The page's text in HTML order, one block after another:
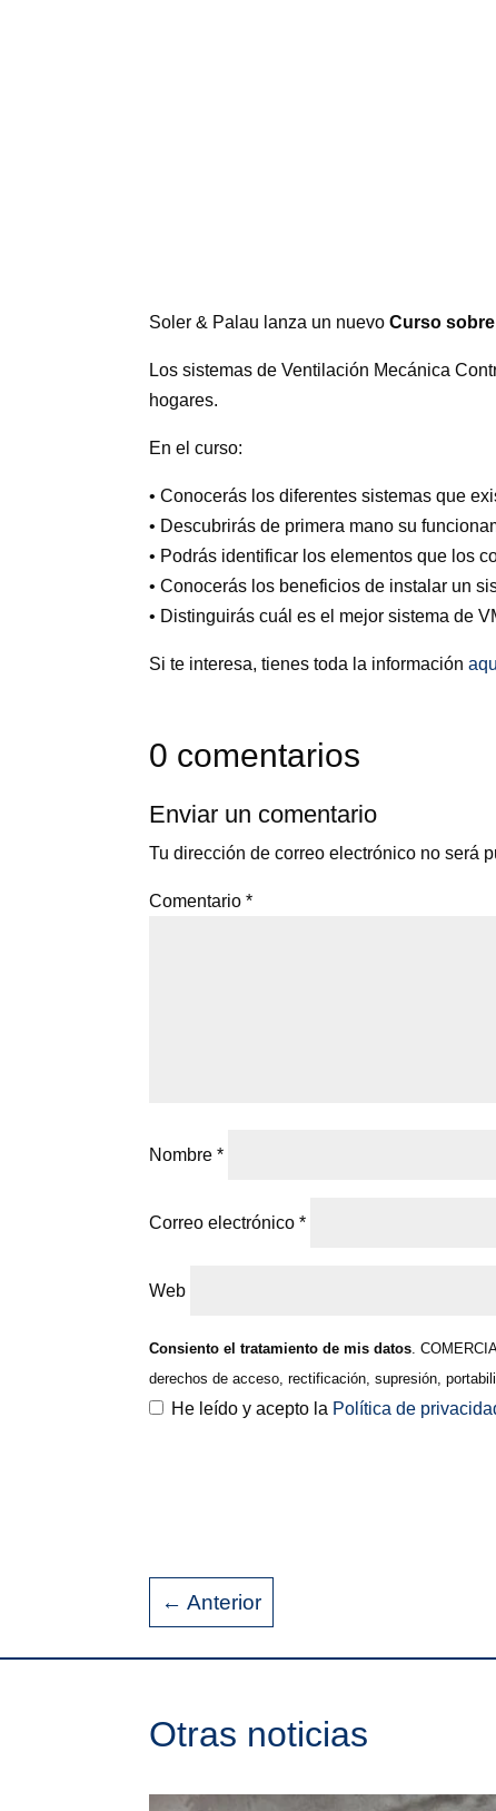
Soler & Palau lanza un nuevoCurso
Los sistemas de Ventilación Mecánica
hogares.
En el curso:
• Conocerás los diferentes sistemas que
• Descubrirás de primera mano su
• Podrás identificar los elementos que los
• Conocerás los beneficios de instalar un
• Distinguirás cuál es el mejor sistema de
Si te interesa, tienes toda la información
0 comentarios
Enviar un comentario
Tu dirección de correo electrónico no será
Comentario*
Nombre*
Correo electrónico*
Web
Consiento el tratamiento de mis datos .
derechos de acceso, rectificación, supresión,
He leído y acepto la Política de
←Anterior
Otras noticias